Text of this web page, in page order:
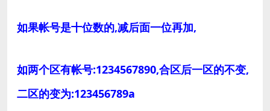
如果帐号是十位数的,减后面一位再加,
如两个区有帐号:1234567890,合区后一区的不变,
二区的变为:123456789a